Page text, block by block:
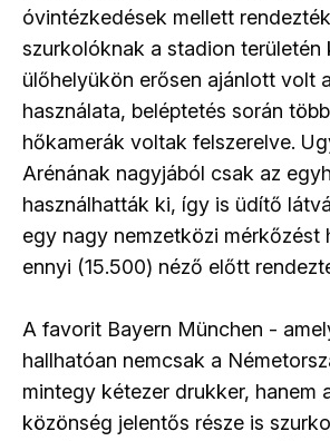
óvintézkedések mellett
szurkolóknak a stadion területén
ülőhelyükön erősen ajánlott volt
használata, beléptetés során
hőkamerák voltak felszerelve.
Arénának nagyjából csak az
használhatták ki, így is üdítő
egy nagy nemzetközi mérkőzést
ennyi (15.500) néző előtt
A favorit Bayern München -
hallhatóan nemcsak a
mintegy kétezer drukker, hanem
közönség jelentős része is